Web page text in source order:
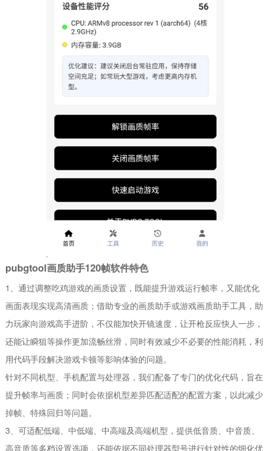
pubgtool画质助手120帧软件特色
1、通过调整吃鸡游戏的画质设置，既能提升游戏运行帧率，又能优化
画面表现实现高清画质；借助专业的画质助手或游戏画质助手工具，助
力玩家向游戏高手进阶，不仅能加快开镜速度，让开枪反应快人一步，
还能让瞬狙等操作更加流畅丝滑，同时有效减少不必要的性能消耗，利
用代码手段解决游戏卡顿等影响体验的问题。
针对不同机型、手机配置与处理器，我们配备了专门的优化代码，旨在
提升帧率与画质；同时会依据机型差异匹配适配的配置方案，以此减少
掉帧、特殊回归等问题。
3、可适配低端、中低端、中高端及高端机型，提供低音质、中音质、
高音质等多档设置选项，还能依据不同处理器型号进行针对性的细化优